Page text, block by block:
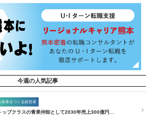
今週の人気記事
未来をつくる経営者
ップクラスの青果仲卸として2030年売上300億円…